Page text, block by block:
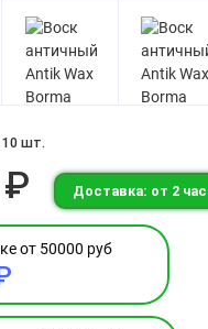
шт.
₽ Доставка: от 2
от 50000 руб